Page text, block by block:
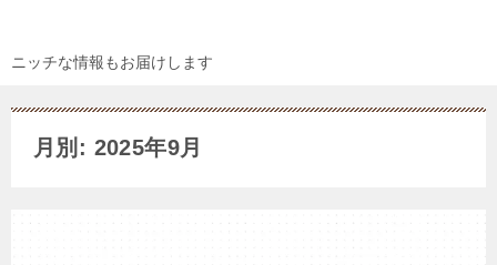
ニッチな情報もお届けします
月別: 2025年9月